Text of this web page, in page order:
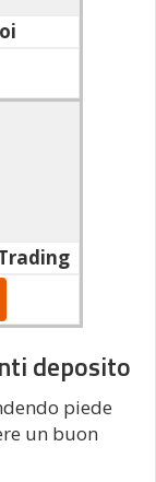
deposito
piede
un buon